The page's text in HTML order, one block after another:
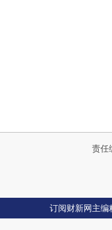
责任
订阅财新网主编